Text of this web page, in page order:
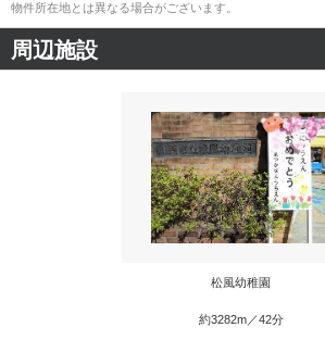
物件所在地とは異なる場合がございます。
周辺施設
松風幼稚園
約3282m／42分